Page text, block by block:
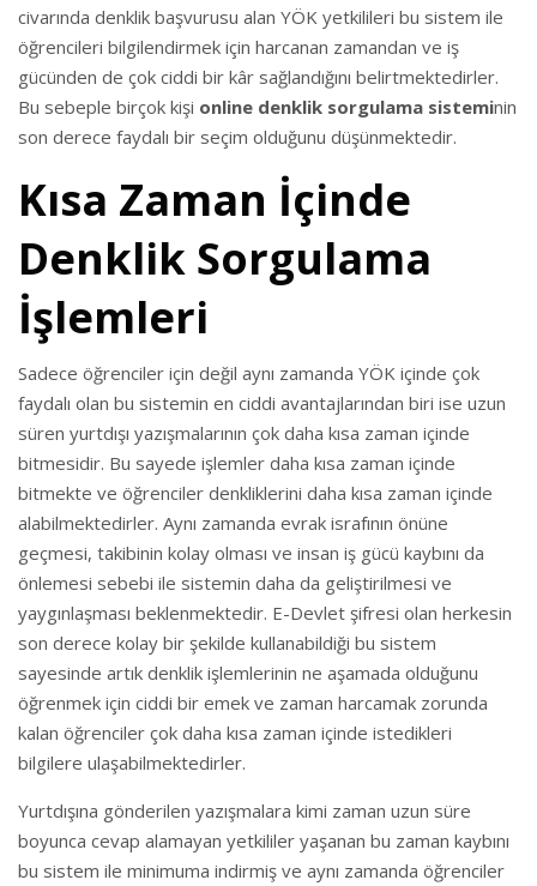
civarında denklik başvurusu alan YÖK yetkilileri bu sistem ile
öğrencileri bilgilendirmek için harcanan zamandan ve iş
gücünden de çok ciddi bir kâr sağlandığını belirtmektedirler.
Bu sebeple birçok kişi online denklik sorgulama sisteminin
son derece faydalı bir seçim olduğunu düşünmektedir.
Kısa Zaman İçinde
Denklik Sorgulama
İşlemleri
Sadece öğrenciler için değil aynı zamanda YÖK içinde çok
faydalı olan bu sistemin en ciddi avantajlarından biri ise uzun
süren yurtdışı yazışmalarının çok daha kısa zaman içinde
bitmesidir. Bu sayede işlemler daha kısa zaman içinde
bitmekte ve öğrenciler denkliklerini daha kısa zaman içinde
alabilmektedirler. Aynı zamanda evrak israfının önüne
geçmesi, takibinin kolay olması ve insan iş gücü kaybını da
önlemesi sebebi ile sistemin daha da geliştirilmesi ve
yaygınlaşması beklenmektedir. E-Devlet şifresi olan herkesin
son derece kolay bir şekilde kullanabildiği bu sistem
sayesinde artık denklik işlemlerinin ne aşamada olduğunu
öğrenmek için ciddi bir emek ve zaman harcamak zorunda
kalan öğrenciler çok daha kısa zaman içinde istedikleri
bilgilere ulaşabilmektedirler.
Yurtdışına gönderilen yazışmalara kimi zaman uzun süre
boyunca cevap alamayan yetkililer yaşanan bu zaman kaybını
bu sistem ile minimuma indirmiş ve aynı zamanda öğrenciler